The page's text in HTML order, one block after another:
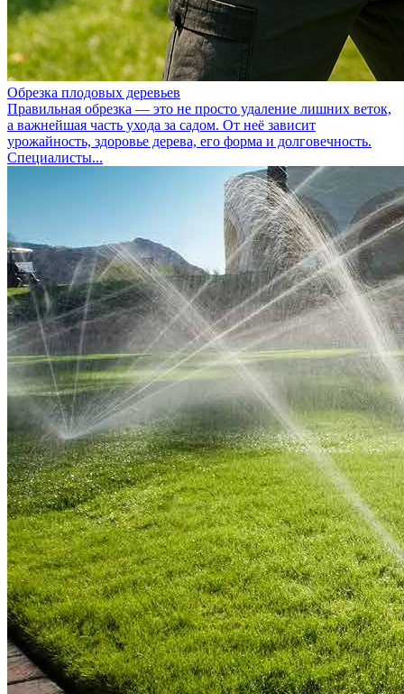
Обрезка плодовых деревьев
Правильная обрезка — это не просто удаление лишних веток,
а важнейшая часть ухода за садом. От неё зависит
урожайность, здоровье дерева, его форма и долговечность.
Специалисты...